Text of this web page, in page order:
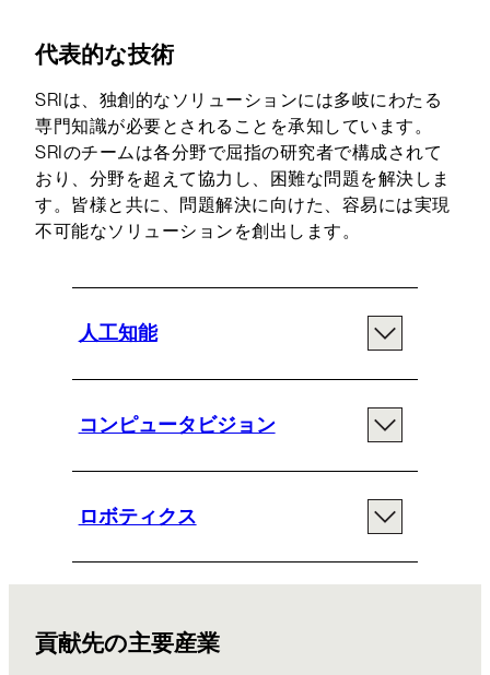
代表的な技術
SRIは、独創的なソリューションには多岐にわたる
専門知識が必要とされることを承知しています。
SRIのチームは各分野で屈指の研究者で構成されて
おり、分野を超えて協力し、困難な問題を解決しま
す。皆様と共に、問題解決に向けた、容易には実現
不可能なソリューションを創出します。
人工知能
コンピュータビジョン
ロボティクス
貢献先の主要産業